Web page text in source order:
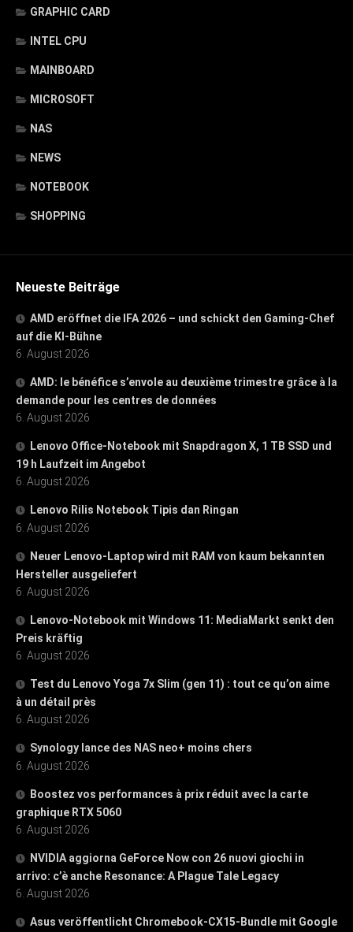
GRAPHIC CARD
INTEL CPU
MAINBOARD
MICROSOFT
NAS
NEWS
NOTEBOOK
SHOPPING
Neueste Beiträge
AMD eröffnet die IFA 2026 – und schickt den Gaming-Chef
auf die KI-Bühne
6. August 2026
AMD: le bénéfice s’envole au deuxième trimestre grâce à la
demande pour les centres de données
6. August 2026
Lenovo Office-Notebook mit Snapdragon X, 1 TB SSD und
19 h Laufzeit im Angebot
6. August 2026
Lenovo Rilis Notebook Tipis dan Ringan
6. August 2026
Neuer Lenovo-Laptop wird mit RAM von kaum bekannten
Hersteller ausgeliefert
6. August 2026
Lenovo-Notebook mit Windows 11: MediaMarkt senkt den
Preis kräftig
6. August 2026
Test du Lenovo Yoga 7x Slim (gen 11) : tout ce qu’on aime
à un détail près
6. August 2026
Synology lance des NAS neo+ moins chers
6. August 2026
Boostez vos performances à prix réduit avec la carte
graphique RTX 5060
6. August 2026
NVIDIA aggiorna GeForce Now con 26 nuovi giochi in
arrivo: c’è anche Resonance: A Plague Tale Legacy
6. August 2026
Asus veröffentlicht Chromebook-CX15-Bundle mit Google